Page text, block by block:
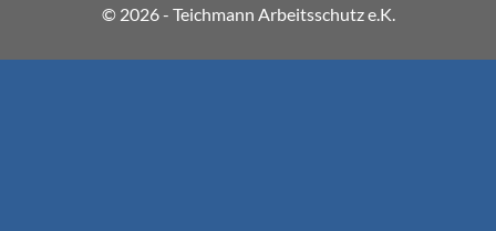
© 2026 - Teichmann Arbeitsschutz e.K.